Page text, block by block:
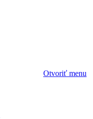
Otvoriť menu